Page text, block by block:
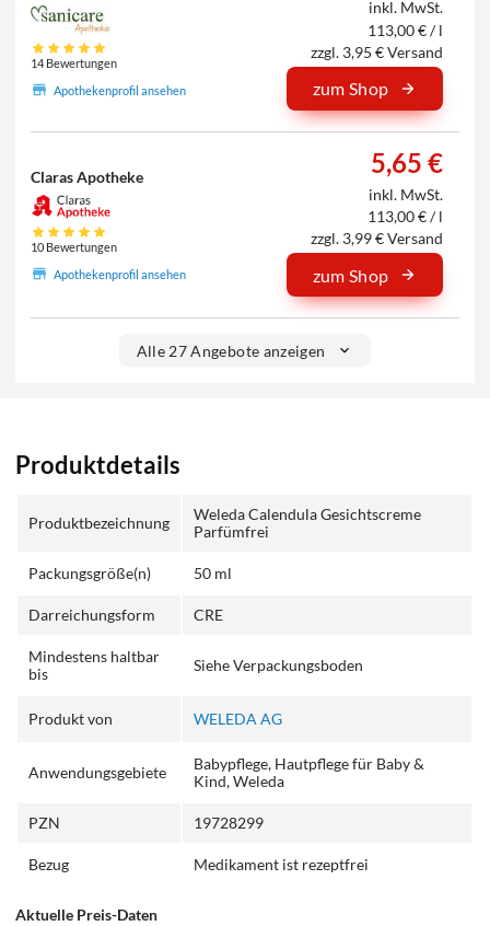
14 Bewertungen
Apothekenprofil ansehen
inkl. MwSt.
113,00 € / l
zzgl. 3,95 € Versand
zum Shop
Claras Apotheke
10 Bewertungen
Apothekenprofil ansehen
5,65 €
inkl. MwSt.
113,00 € / l
zzgl. 3,99 € Versand
zum Shop
Alle 27 Angebote anzeigen
Produktdetails
Produktbezeichnung
Weleda Calendula Gesichtscreme
Parfümfrei
Packungsgröße(n) 50 ml
Darreichungsform CRE
Mindestens haltbar
bis
Siehe Verpackungsboden
Produkt von WELEDA AG
Anwendungsgebiete
Babypflege, Hautpflege für Baby &
Kind, Weleda
PZN 19728299
Bezug Medikament ist rezeptfrei
Aktuelle Preis-Daten